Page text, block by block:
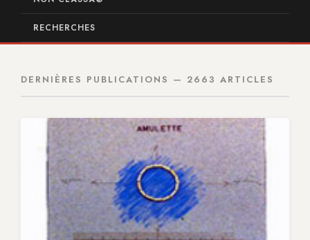
RECHERCHES
DERNIÈRES PUBLICATIONS — 2663 ARTICLES